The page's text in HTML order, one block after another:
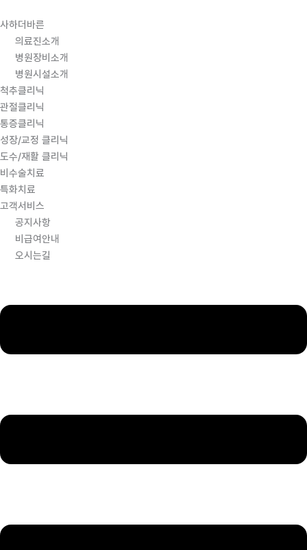
건너뛰기
사하더바른
의료진소개
병원장비소개
병원시설소개
척추클리닉
관절클리닉
통증클리닉
성장/교정 클리닉
도수/재활 클리닉
비수술치료
특화치료
고객서비스
공지사항
비급여안내
오시는길